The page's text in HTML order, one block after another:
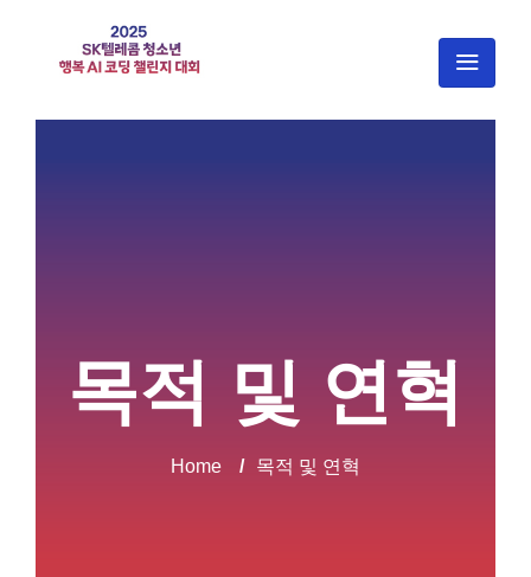
목적 및 연혁
Home / 목적 및 연혁